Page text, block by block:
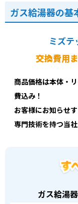
ガス給湯器の基
ミズテ
交換費用
商品価格は本体・
費込み！
お客様にお知らせ
専門技術を持つ当
ガス給湯器